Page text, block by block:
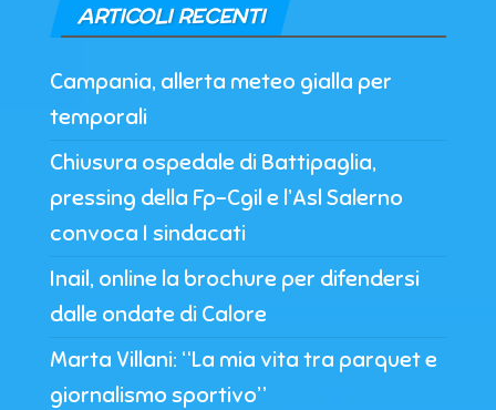
ARTICOLI RECENTI
Campania, allerta meteo gialla per
temporali
Chiusura ospedale di Battipaglia,
pressing della Fp-Cgil e l’Asl Salerno
convoca I sindacati
Inail, online la brochure per difendersi
dalle ondate di Calore
Marta Villani: “La mia vita tra parquet e
giornalismo sportivo”